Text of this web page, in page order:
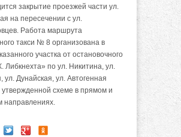
закрытие проезжей части ул.
на пересечении с ул.
Работа маршрута
такси № 8 организована в
участка от остановочного
Либкнехта» по ул. Никитина, ул.
ул. Дунайская, ул. Автогенная
схеме в прямом и
направлениях.